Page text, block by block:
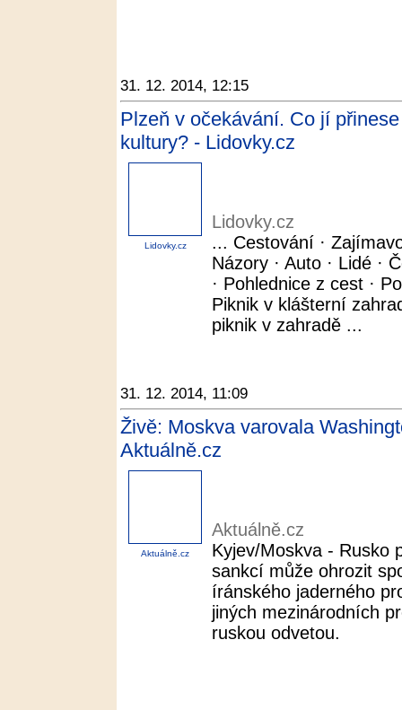
31. 12. 2014, 12:15
Plzeň v očekávání. Co jí
kultury? - Lidovky.cz
Lidovky.cz
Lidovky.cz
... Cestování ·
Názory · Auto · Lidé ·
· Pohlednice z cest ·
Piknik v klášterní
piknik v zahradě ...
31. 12. 2014, 11:09
Živě: Moskva varovala
Aktuálně.cz
Aktuálně.cz
Aktuálně.cz
Kyjev/Moskva - Rusko
sankcí může ohrozit
íránského jaderného
jiných mezinárodních
ruskou odvetou.